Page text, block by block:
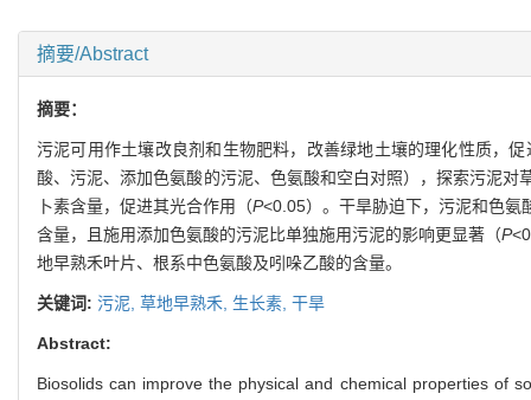
摘要/Abstract
摘要：
污泥可用作土壤改良剂和生物肥料，改善绿地土壤的理化性质，
酸、污泥、添加色氨酸的污泥、色氨酸和空白对照），探索污泥
卜素含量，促进其光合作用（P<0.05）。干旱胁迫下，污泥和色氨
含量，且施用添加色氨酸的污泥比单独施用污泥的影响更显著（P
地早熟禾叶片、根系中色氨酸及吲哚乙酸的含量。
关键词: 污泥, 草地早熟禾, 生长素, 干旱
Abstract:
Biosolids can improve the physical and chemical properties of